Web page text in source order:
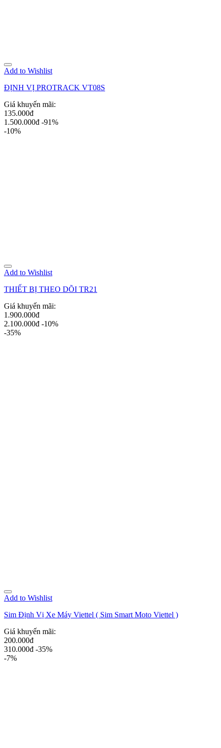
Add to Wishlist
ĐỊNH VỊ PROTRACK VT08S
Giá khuyến mãi:
135.000đ
1.500.000đ -91%
-10%
Add to Wishlist
THIẾT BỊ THEO DÕI TR21
Giá khuyến mãi:
1.900.000đ
2.100.000đ -10%
-35%
Add to Wishlist
Sim Định Vị Xe Máy Viettel ( Sim Smart Moto Viettel )
Giá khuyến mãi:
200.000đ
310.000đ -35%
-7%